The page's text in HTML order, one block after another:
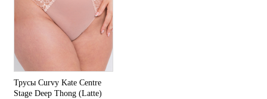
Трусы Curvy Kate Centre
Stage Deep Thong (Latte)